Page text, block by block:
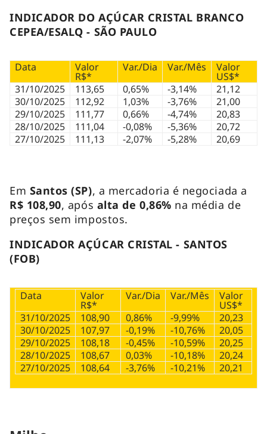
INDICADOR DO AÇÚCAR CRISTAL BRANCO
CEPEA/ESALQ - SÃO PAULO
Data Valor
R$*
Var./Dia Var./Mês Valor
US$*
31/10/2025
113,65 0,65% -3,14%
21,12
30/10/2025
112,92 1,03% -3,76%
21,00
29/10/2025
111,77 0,66% -4,74%
20,83
28/10/2025
111,04 -0,08% -5,36%
20,72
27/10/2025
111,13 -2,07% -5,28% 20,69
Em Santos (SP), a mercadoria é negociada a
R$ 108,90, após alta de 0,86% na média de
preços sem impostos.
INDICADOR AÇÚCAR CRISTAL - SANTOS
(FOB)
Data Valor
R$*
Var./Dia Var./Mês Valor
US$*
31/10/2025
108,90 0,86% -9,99%
20,23
30/10/2025
107,97 -0,19% -10,76%
20,05
29/10/2025
108,18 -0,45% -10,59%
20,25
28/10/2025
108,67 0,03% -10,18%
20,24
27/10/2025
108,64 -3,76% -10,21% 20,21